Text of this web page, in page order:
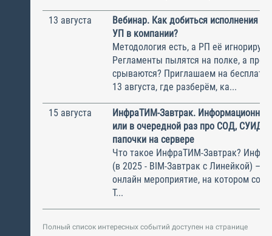
13 августа
Вебинар. Как добиться исполнения
УП в компании?
Методология есть, а РП её
Регламенты пылятся на полке, а
срываются? Приглашаем на
13 августа, где разберём, ка...
15 августа
ИнфраТИМ-Завтрак.
или в очередной раз про СОД, СУИД и
папочки на сервере
Что такое ИнфраТИМ-Завтрак?
(в 2025 - BIM-Завтрак с Линейкой) –
онлайн мероприятие, на котором
Т...
Полный список интересных событий доступен на странице